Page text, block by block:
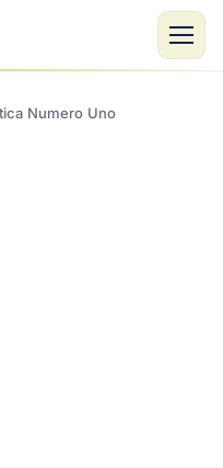
Numero Uno